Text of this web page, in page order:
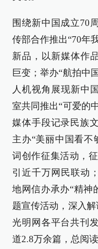
围绕新中国成立70
传部合作推出“70年
新品，以新媒体作
巨变；举办“航拍中
人机视角展现新中
室共同推出“可爱的
媒体手段记录民族
主办“美丽中国看不
词创作征集活动，
引近千万网民联动
地网信办承办“精神
题宣传活动，深入解
光明网各平台共刊
道2.8万余篇，总阅